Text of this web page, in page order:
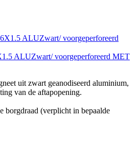
ALUZwart/ voorgeperforeerd MET
uit zwart geanodiseerd aluminium,
van de aftapopening.
borgdraad (verplicht in bepaalde